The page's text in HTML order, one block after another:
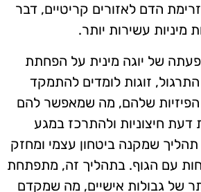
הדם לאזורים קריטיים, דבר
מיניות עשירות יותר.
של יוגה מינית על הפחתת
זוגות לומדים להתמקד
הפיזיות שלהם, מה שמאפשר להם
חיצוניות ולהתרכז במגע
תהליך שמקנה ביטחון עצמי ומחזק
עם הגוף. בתהליך זה, מתפתחת
של גבולות אישיים, מה שמקדם